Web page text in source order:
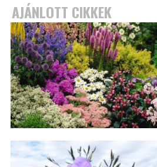
AJÁNLOTT CIKKEK